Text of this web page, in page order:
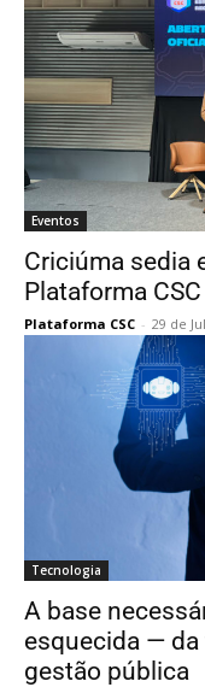
Eventos
Criciúma sedia
Plataforma
Plataforma CSC - 29 de
Tecnologia
A base
esquecida —
gestão pública